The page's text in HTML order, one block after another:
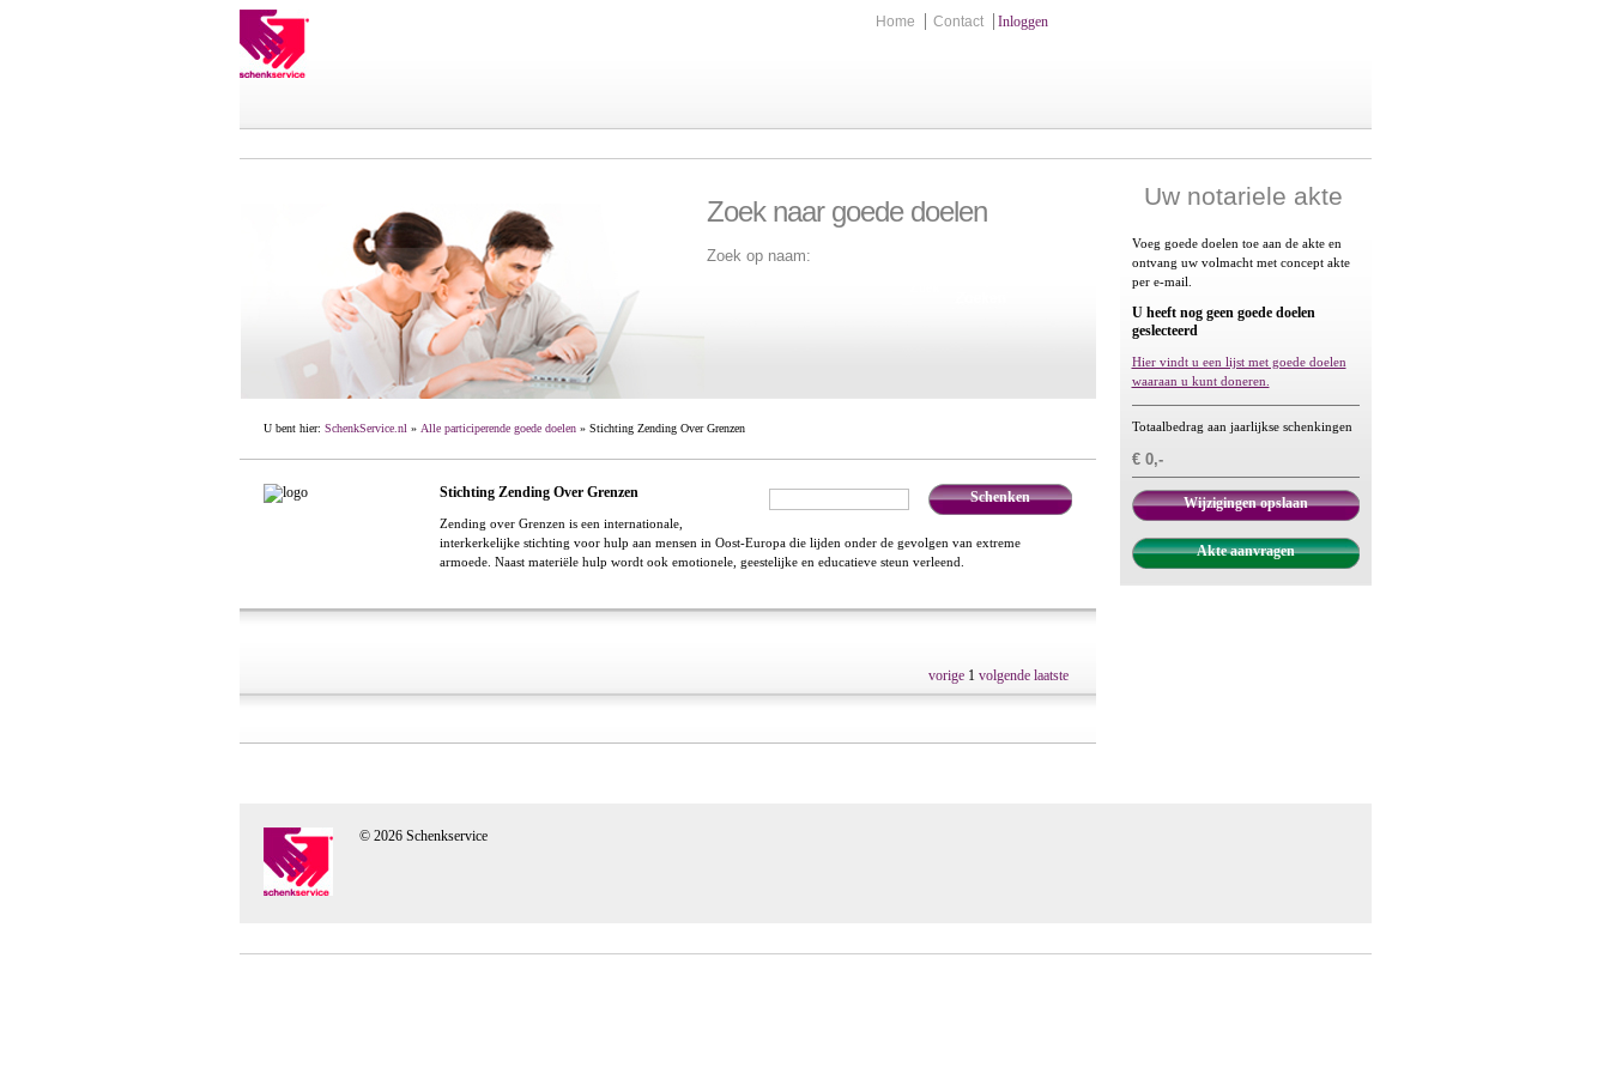
Home Contact Inloggen
Zoek naar goede doelen
Zoek op naam:
U bent hier: SchenkService.nl » Alle participerende goede doelen» Stichting Zending Over Grenzen
Schenken
Stichting Zending Over Grenzen
Zending over Grenzen is een internationale,
interkerkelijke stichting voor hulp aan mensen in Oost-Europa die lijden onder de gevolgen van extreme
armoede. Naast materiële hulp wordt ook emotionele, geestelijke en educatieve steun verleend.
vorige 1 volgende laatste
Uw notariele akte
Voeg goede doelen toe aan de akte en
ontvang uw volmacht met concept akte
per e-mail.
U heeft nog geen goede doelen
geslecteerd
Hier vindt u een lijst met goede doelen
waaraan u kunt doneren.
Totaalbedrag aan jaarlijkse schenkingen
€ 0,-
Wijzigingen opslaan
Akte aanvragen
© 2026 Schenkservice